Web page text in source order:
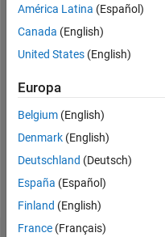
seit
2024
Followers:
Following:
Follow
América Latina (Español)
Canada (English)
United States (English)
Europa
Belgium (English)
Denmark (English)
Deutschland (Deutsch)
España (Español)
Finland (English)
France (Français)